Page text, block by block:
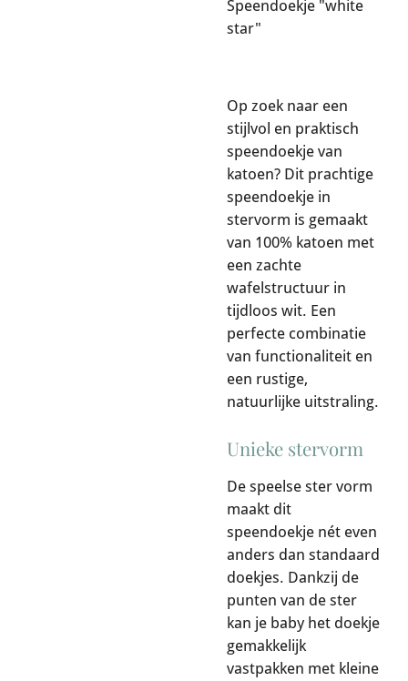
Speendoekje "white
star"
Op zoek naar een
stijlvol en praktisch
speendoekje van
katoen? Dit prachtige
speendoekje in
stervorm is gemaakt
van 100% katoen met
een zachte
wafelstructuur in
tijdloos wit. Een
perfecte combinatie
van functionaliteit en
een rustige,
natuurlijke uitstraling.
Unieke stervorm
De speelse ster vorm
maakt dit
speendoekje nét even
anders dan standaard
doekjes. Dankzij de
punten van de ster
kan je baby het doekje
gemakkelijk
vastpakken met kleine